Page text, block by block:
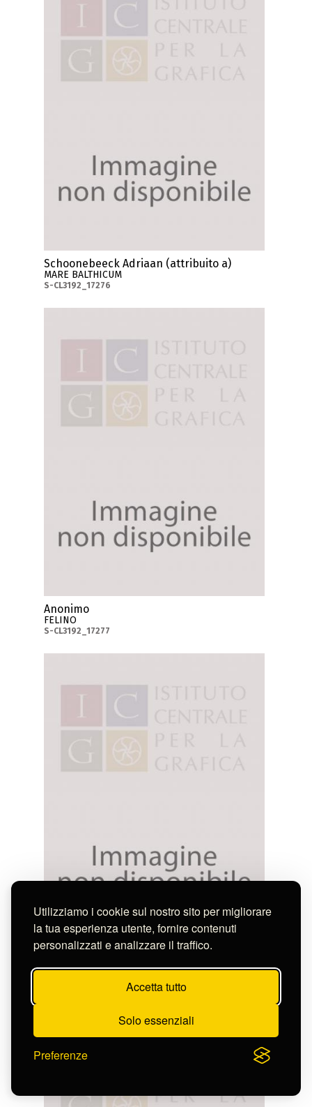
Utilizziamo i cookie sul nostro sito per migliorare
la tua esperienza utente, fornire contenuti
personalizzati e analizzare il traffico.
Accetta tutto
Solo essenziali
Preferenze
Schoonebeeck Adriaan (attribuito a)
MARE BALTHICUM
S-CL3192_17276
Anonimo
FELINO
S-CL3192_17277
Anonimo
PIVS.IIII.P.MAX.OB.MAGNA.IN.ECL.MERITA